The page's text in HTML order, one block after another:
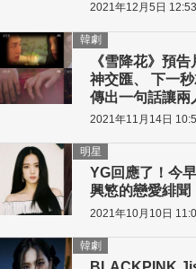
2021年12月5日 12:53
《雪降花》預
神交匯、 下一
傳出一句話讓兩
韓劇
2021年11月14日
YG回應了！今
興慜的戀愛緋聞
明星
2021年10月10日
韓劇